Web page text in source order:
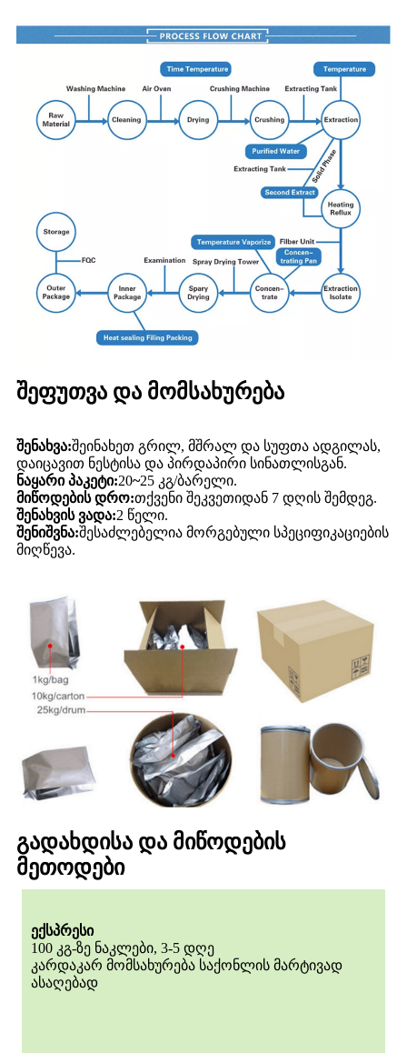
შეფუთვა და მომსახურება
შენახვა:შეინახეთ გრილ, მშრალ და სუფთა ადგილას,
დაიცავით ნესტისა და პირდაპირი სინათლისგან.
ნაყარი პაკეტი:20~25 კგ/ბარელი.
მიწოდების დრო:თქვენი შეკვეთიდან 7 დღის შემდეგ.
შენახვის ვადა:2 წელი.
შენიშვნა:შესაძლებელია მორგებული სპეციფიკაციების
მიღწევა.
გადახდისა და მიწოდების
მეთოდები
ექსპრესი
100 კგ-ზე ნაკლები, 3-5 დღე
კარდაკარ მომსახურება საქონლის მარტივად
ასაღებად